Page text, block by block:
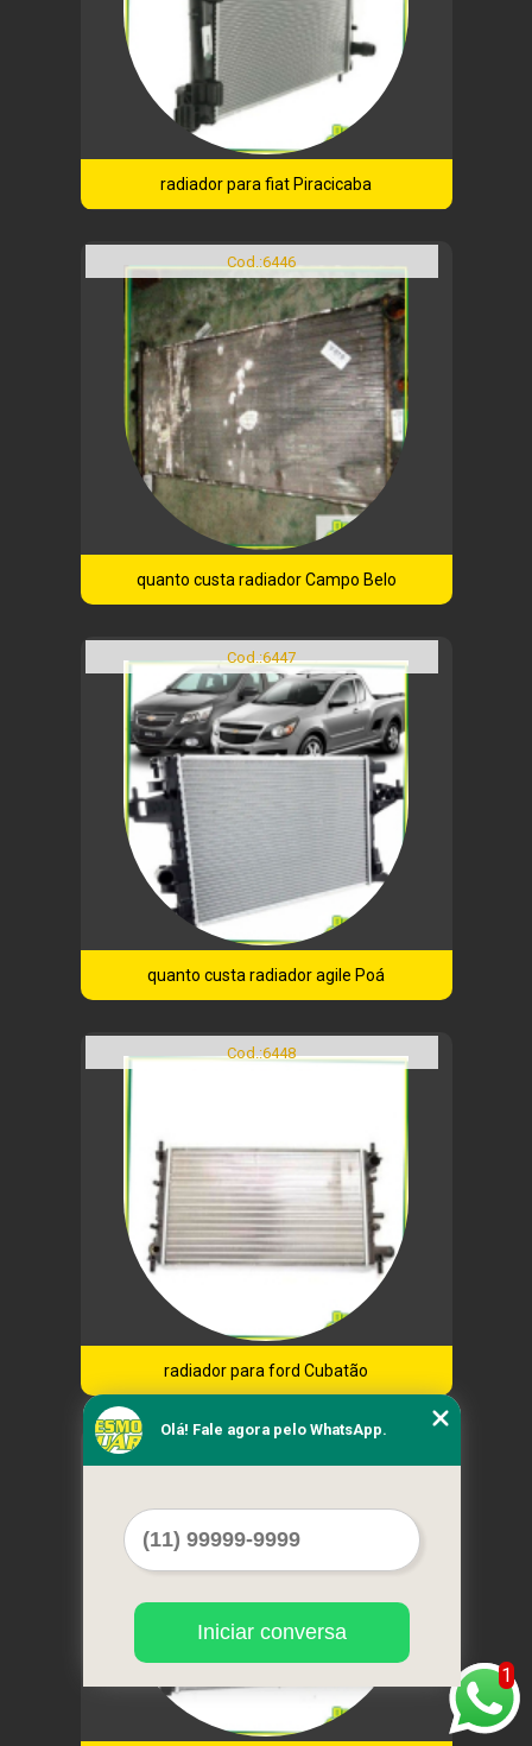
radiador para fiat Piracicaba
Cod.:6446
quanto custa radiador Campo Belo
Cod.:6447
quanto custa radiador agile Poá
Cod.:6448
radiador para ford Cubatão
1
Olá! Fale agora pelo WhatsApp.
Iniciar conversa